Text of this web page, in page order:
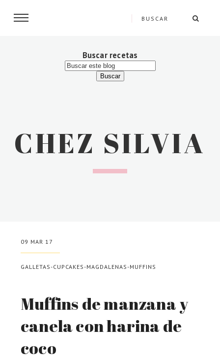
Buscar recetas
CHEZ SILVIA
09 MAR 17
GALLETAS-CUPCAKES-MAGDALENAS-MUFFINS
Muffins de manzana y
canela con harina de
coco